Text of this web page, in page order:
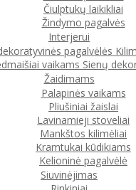
Čiulptukų laikikliai
Žindymo pagalvės
Interjerui
pagalvėlės
vaikams Sienų
Žaidimams
Palapinės vaikams
Pliušiniai žaislai
Lavinamieji stoveliai
Mankštos kilimėliai
Kramtukai kūdikiams
Kelioninė pagalvėlė
Siuvinėjimas